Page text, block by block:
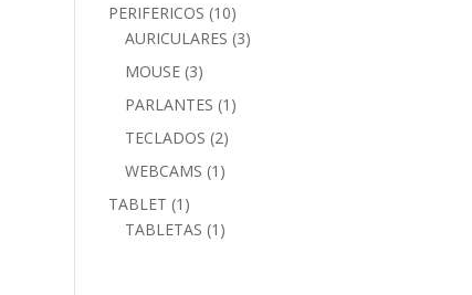
PERIFERICOS 1010
productos
AURICULARES 33
MOUSE 33
productos
PARLANTES 1 1
TECLADOS 22
productos
WEBCAMS 1 1
TABLET 1 1
producto
TABLETAS 1 1